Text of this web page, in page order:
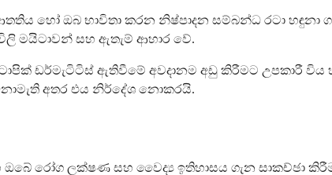
හෝ ඔබ භාවිතා කරන නිෂ්පාදන සම්බන්ධ රටා හඳුනා
මයිටාවන් සහ ඇතැම් ආහාර වේ.
ඩර්මැටිටිස් ඇතිවීමේ අවදානම අඩු කිරීමට උපකාරී විය
අතර එය නිර්දේශ නොකරයි.
රෝග ලක්ෂණ සහ වෛද්‍ය ඉතිහාසය ගැන සාකච්ඡා